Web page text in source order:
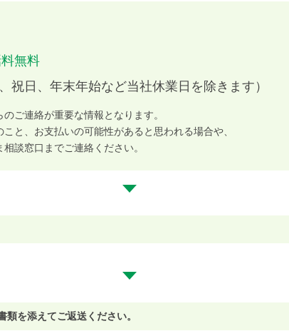
無料
日、年末年始など当社休業日を除きます）
ご連絡が重要な情報となります。
と、お支払いの可能性があると思われる場合や、
談窓口までご連絡ください。
を添えてご返送ください。